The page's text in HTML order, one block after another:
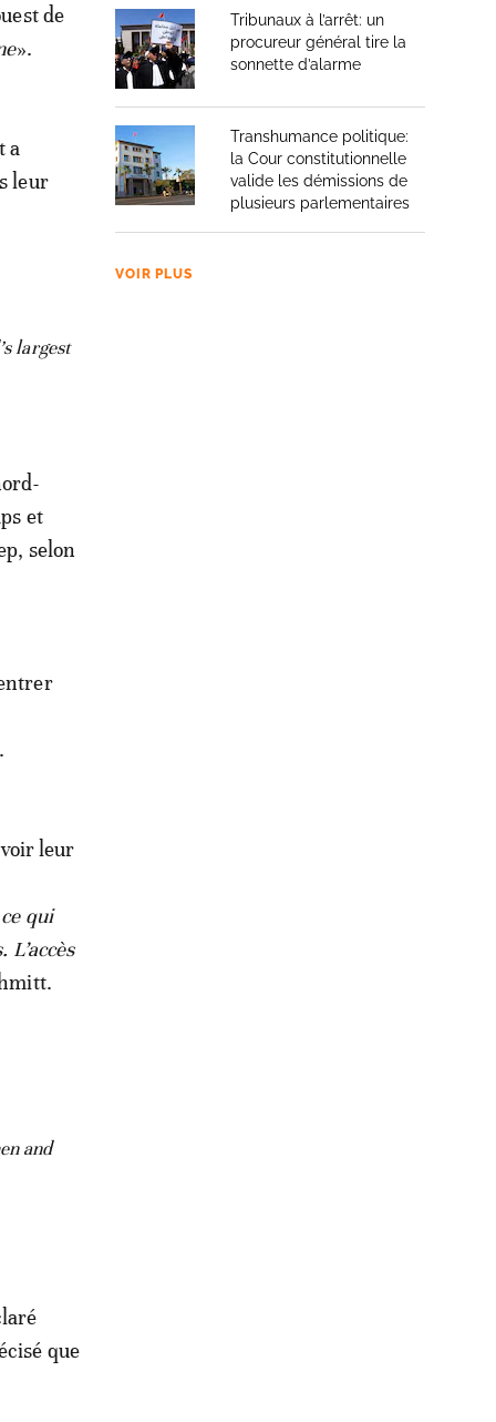
de
».
a
leur
largest
et
selon
leur
qui
and
que
Tribunaux à l’arrêt: un
procureur général tire la
sonnette d’alarme
Transhumance politique:
la Cour constitutionnelle
valide les démissions de
plusieurs parlementaires
VOIR PLUS